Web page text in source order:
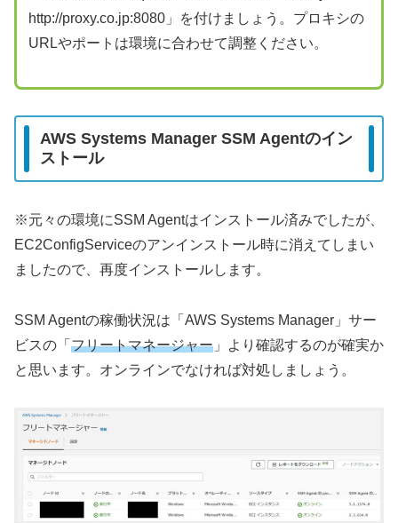
http://proxy.co.jp:8080」を付けましょう。プロキシの
URLやポートは環境に合わせて調整ください。
AWS Systems Manager SSM Agentのイン
ストール
※元々の環境にSSM Agentはインストール済みでしたが、
EC2ConfigServiceのアンインストール時に消えてしまい
ましたので、再度インストールします。
SSM Agentの稼働状況は「AWS Systems Manager」サー
ビスの「 フリートマネージャー 」より確認するのが確実か
と思います。オンラインでなければ対処しましょう。